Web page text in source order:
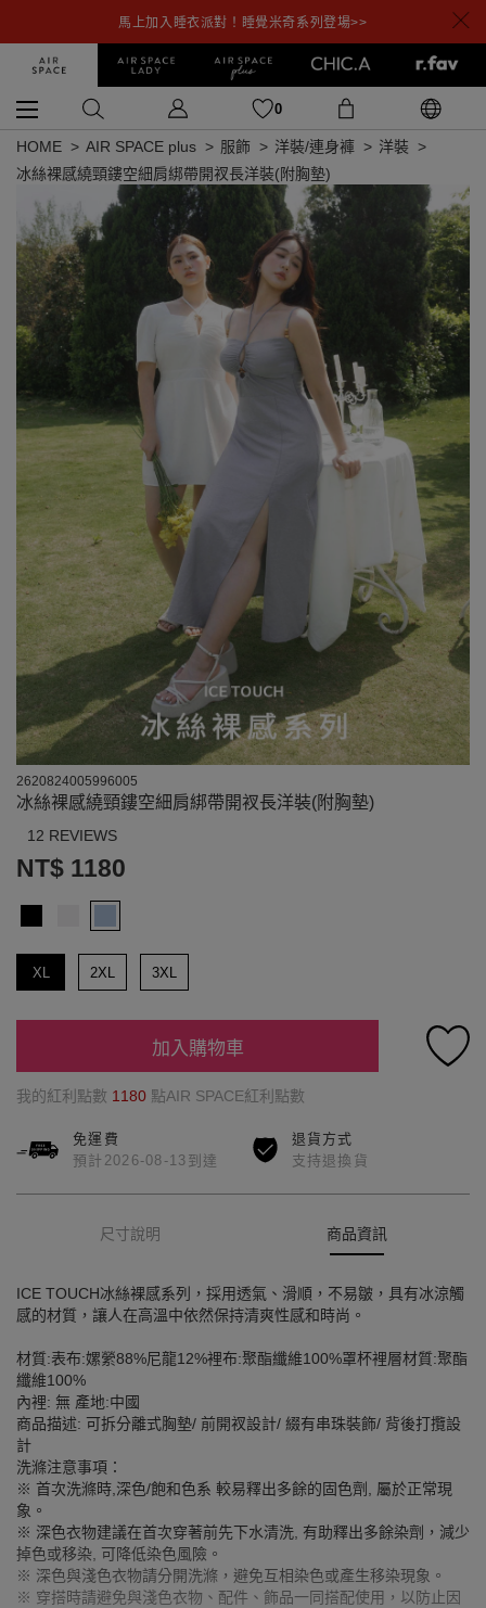
馬上加入睡衣派對！睡覺米奇系列登場>>
0
HOME AIR SPACE plus 服飾 洋裝/連身褲
洋裝
冰絲裸感繞頸鏤空細肩綁帶開衩長洋裝(附胸墊)
2620824005996005
冰絲裸感繞頸鏤空細肩綁帶開衩長洋裝(附胸墊)
12 REVIEWS
NT$ 1180
XL 2XL 3XL
加入購物車
我的紅利點數 1180 點AIR SPACE紅利點數
免運費
預計2026-08-13到達
退貨方式
支持退換貨
尺寸說明 商品資訊
ICE TOUCH冰絲裸感系列，採用透氣、滑順，不易皺，具有冰涼觸
感的材質，讓人在高溫中依然保持清爽性感和時尚。
材質:表布:嫘縈88%尼龍12%裡布:聚酯纖維100%罩杯裡層材質:聚酯
纖維100%
內裡: 無 產地:中國
商品描述: 可拆分離式胸墊/ 前開衩設計/ 綴有串珠裝飾/ 背後打攬設
計
洗滌注意事項：
※ 首次洗滌時,深色/飽和色系 較易釋出多餘的固色劑, 屬於正常現
象。
※ 深色衣物建議在首次穿著前先下水清洗, 有助釋出多餘染劑，減少
掉色或移染, 可降低染色風險。
※ 深色與淺色衣物請分開洗滌，避免互相染色或產生移染現象。
※ 穿搭時請避免與淺色衣物、配件、飾品一同搭配使用，以防止因